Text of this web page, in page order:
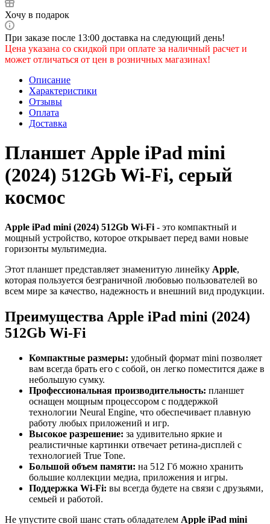
Хочу в подарок
При заказе после 13:00 доставка на следующий день!
Цена указана со скидкой при оплате за наличный расчет и
может отличаться от цен в розничных магазинах!
Описание
Характеристики
Отзывы
Оплата
Доставка
Планшет Apple iPad mini
(2024) 512Gb Wi-Fi, серый
космос
Apple iPad mini (2024) 512Gb Wi-Fi - это компактный и
мощный устройство, которое открывает перед вами новые
горизонты мультимедиа.
Этот планшет представляет знаменитую линейку Apple,
которая пользуется безграничной любовью пользователей во
всем мире за качество, надежность и внешний вид продукции.
Преимущества Apple iPad mini (2024)
512Gb Wi-Fi
Компактные размеры: удобный формат mini позволяет
вам всегда брать его с собой, он легко поместится даже в
небольшую сумку.
Профессиональная производительность: планшет
оснащен мощным процессором с поддержкой
технологии Neural Engine, что обеспечивает плавную
работу любых приложений и игр.
Высокое разрешение: за удивительно яркие и
реалистичные картинки отвечает ретина-дисплей с
технологией True Tone.
Большой объем памяти: на 512 Гб можно хранить
большие коллекции медиа, приложения и игры.
Поддержка Wi-Fi: вы всегда будете на связи с друзьями,
семьей и работой.
Не упустите свой шанс стать обладателем Apple iPad mini